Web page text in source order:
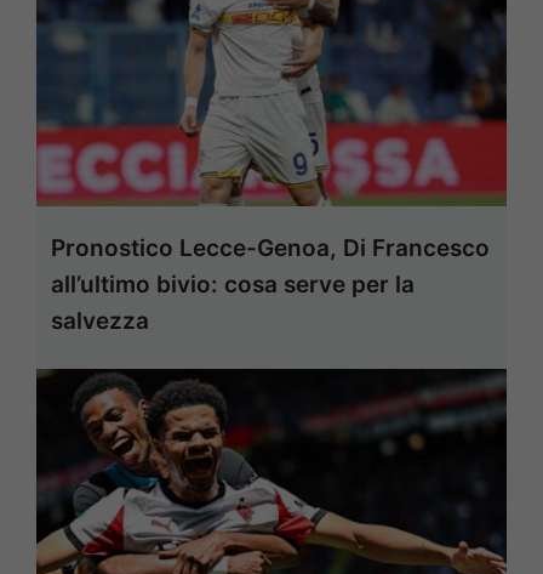
Pronostico Lecce-Genoa, Di Francesco
all’ultimo bivio: cosa serve per la
salvezza